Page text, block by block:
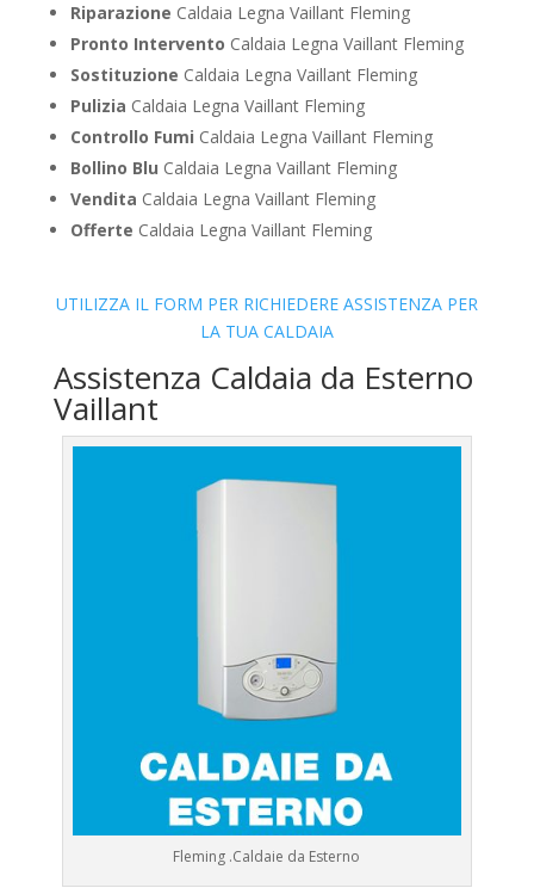
Riparazione Caldaia Legna Vaillant Fleming
Pronto Intervento Caldaia Legna Vaillant Fleming
Sostituzione Caldaia Legna Vaillant Fleming
Pulizia Caldaia Legna Vaillant Fleming
Controllo Fumi Caldaia Legna Vaillant Fleming
Bollino Blu Caldaia Legna Vaillant Fleming
Vendita Caldaia Legna Vaillant Fleming
Offerte Caldaia Legna Vaillant Fleming
UTILIZZA IL FORM PER RICHIEDERE ASSISTENZA PER
LA TUA CALDAIA
Assistenza Caldaia da Esterno
Vaillant
Fleming .Caldaie da Esterno